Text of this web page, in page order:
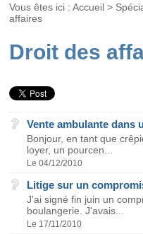
Vous êtes ici :Accueil >
affaires
Droit des
Vente ambulante dans
Bonjour, en tant que
loyer, un pourcen...
Le 04/12/2010
Litige sur un
J'ai signé fin juin un
boulangerie. J'avais...
Le 17/11/2010